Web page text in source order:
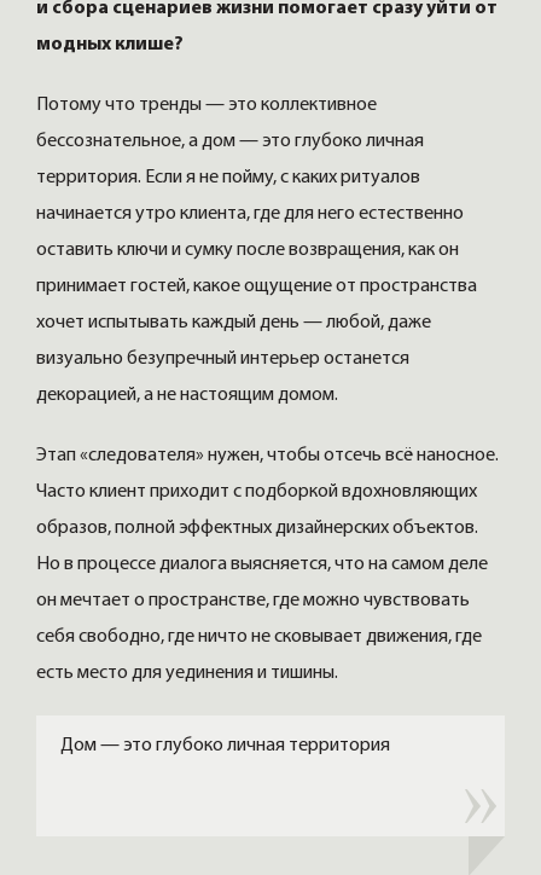
и сбора сценариев жизни помогает сразу уйти от
модных клише?
Потому что тренды — это коллективное
бессознательное, а дом — это глубоко личная
территория. Если я не пойму, с каких ритуалов
начинается утро клиента, где для него естественно
оставить ключи и сумку после возвращения, как он
принимает гостей, какое ощущение от пространства
хочет испытывать каждый день — любой, даже
визуально безупречный интерьер останется
декорацией, а не настоящим домом.
Этап «следователя» нужен, чтобы отсечь всё наносное.
Часто клиент приходит с подборкой вдохновляющих
образов, полной эффектных дизайнерских объектов.
Но в процессе диалога выясняется, что на самом деле
он мечтает о пространстве, где можно чувствовать
себя свободно, где ничто не сковывает движения, где
есть место для уединения и тишины.
Дом — это глубоко личная территория